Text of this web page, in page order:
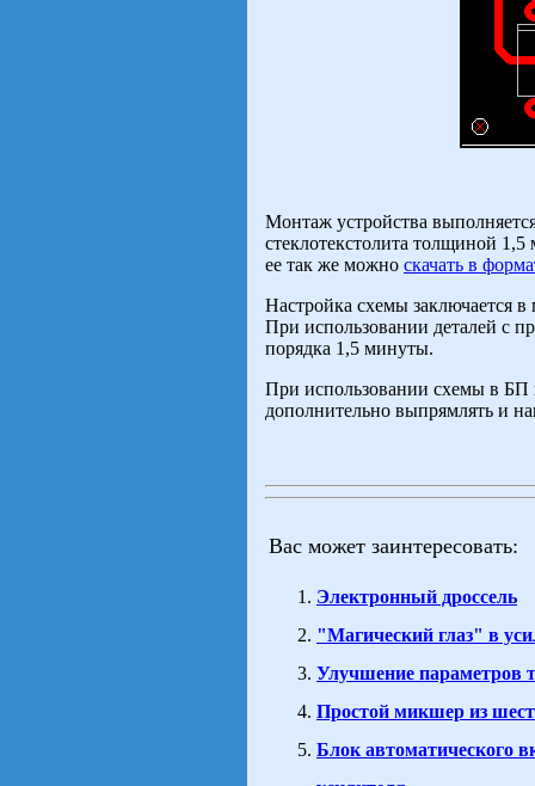
Монтаж устройства
стеклотекстолита толщиной
ее так же можно скачать в
Настройка схемы заключается
При использовании деталей с
порядка 1,5 минуты.
При использовании схемы в БП
дополнительно выпрямлять и
Вас может заинтересовать:
Электронный дроссель
"Магический глаз" в
Улучшение параметров
Простой микшер из
Блок автоматического